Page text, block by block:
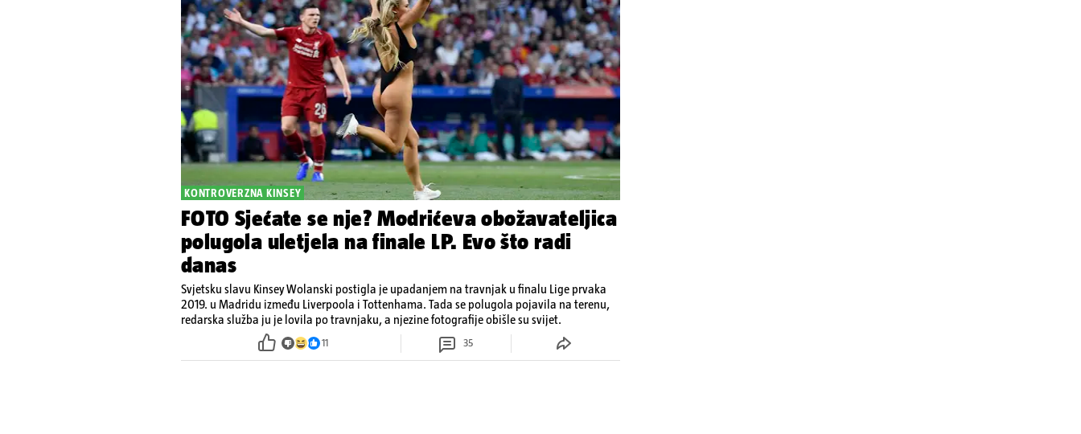
KONTROVERZNA KINSEY
FOTO Sjećate se nje? Modrićeva obožavateljica
polugola uletjela na finale LP. Evo što radi
danas
Svjetsku slavu Kinsey Wolanski postigla je upadanjem na travnjak u finalu Lige prvaka
2019. u Madridu između Liverpoola i Tottenhama. Tada se polugola pojavila na terenu,
redarska služba ju je lovila po travnjaku, a njezine fotografije obišle su svijet.
11 35